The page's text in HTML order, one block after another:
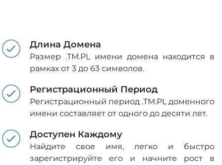
Длина Домена
Размер .TM.PL имени домена находится в
рамках от 3 до 63 символов.
Регистрационный Период
Регистрационный период .TM.PL доменного
имени составляет от одного до десяти лет.
Доступен Каждому
Найдите свое имя, легко и быстро
зарегистрируйте его и начните рост в